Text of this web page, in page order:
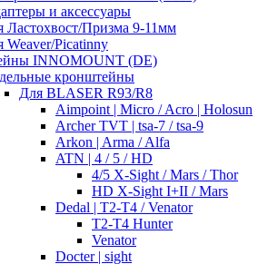
и аксессуары
Ластохвост/Призма 9-11мм
Weaver/Picatinny
INNOMOUNT (DE)
кронштейны
Для BLASER R93/R8
Aimpoint | Micro / Acro | Holosun
Archer TVT | tsa-7 / tsa-9
Arkon | Arma / Alfa
ATN | 4 / 5 / HD
4/5 X-Sight / Mars / Thor
HD X-Sight I+II / Mars
Dedal | T2-T4 / Venator
T2-T4 Hunter
Venator
Docter | sight